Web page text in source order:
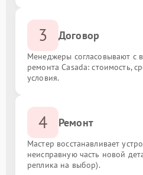
3 Договор
Менеджеры согласовывают с
ремонта Casada: стоимость,
условия.
4 Ремонт
Мастер восстанавливает
неисправную часть новой
реплика на выбор).